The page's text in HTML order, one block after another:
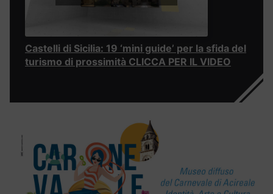
Castelli di Sicilia: 19 ‘mini guide’ per la sfida del
turismo di prossimità CLICCA PER IL VIDEO